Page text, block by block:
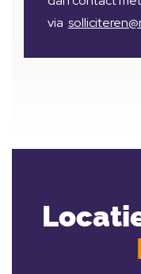
via